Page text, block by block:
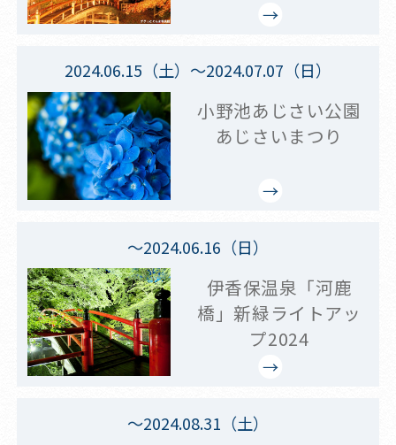
2024.06.15（土）～2024.07.07（日）
小野池あじさい公園
あじさいまつり
～2024.06.16（日）
伊香保温泉「河鹿
橋」新緑ライトアッ
プ2024
～2024.08.31（土）